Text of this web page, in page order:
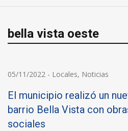
bella vista oeste
05/11/2022 - Locales, Noticias
El municipio realizó un
barrio Bella Vista con
sociales